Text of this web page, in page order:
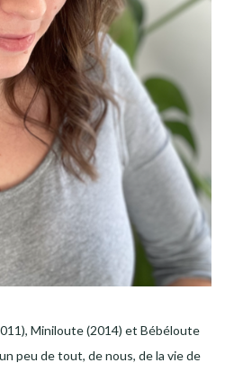
Miniloute (2014) et Bébéloute
peu de tout, de nous, de la vie de